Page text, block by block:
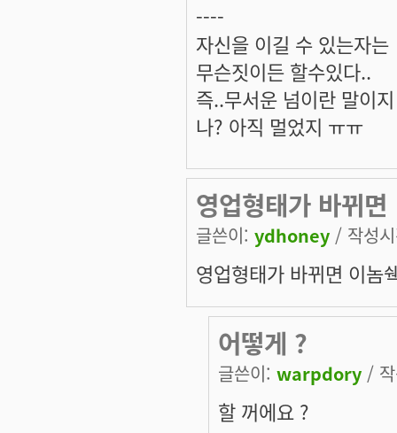
----
자신을 이길 수 있는자는
무슨짓이든 할수있다..
즉..무서운 넘이란 말이
나? 아직 멀었지 ㅠㅠ
영업형태가 바뀌면
글쓴이: ydhoney / 작성
영업형태가 바뀌면 이놈
어떻게 ?
글쓴이: warpdory /
할 꺼에요 ?